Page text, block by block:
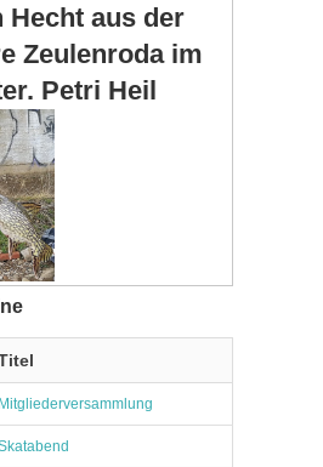
Hecht aus der
Zeulenroda im
Petri Heil
Mitgliederversammlung